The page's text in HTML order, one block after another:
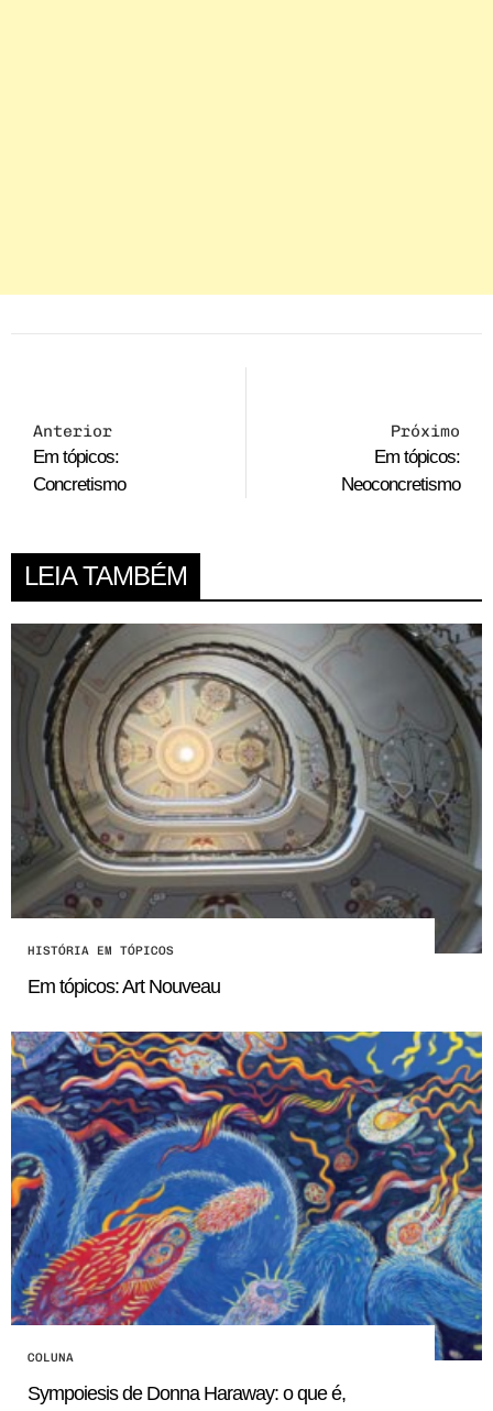
Anterior
Em tópicos:
Concretismo
Próximo
Em tópicos:
Neoconcretismo
LEIA TAMBÉM
HISTÓRIA EM TÓPICOS
Em tópicos: Art Nouveau
COLUNA
Sympoiesis de Donna Haraway: o que é,